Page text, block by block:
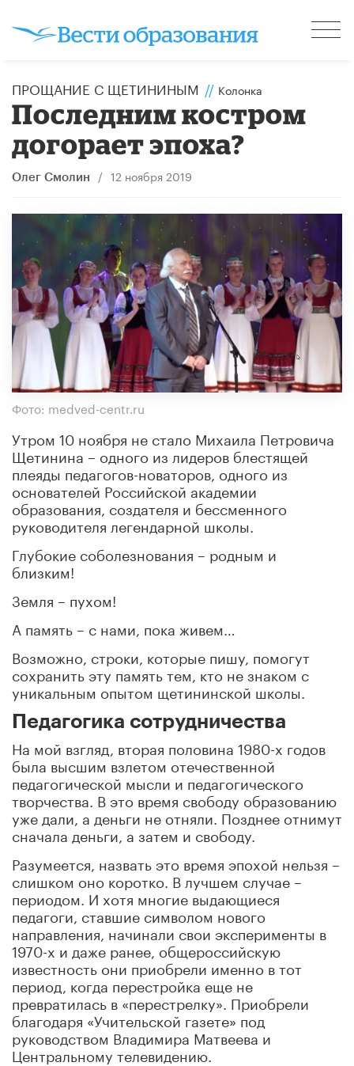
ПРОЩАНИЕ С ЩЕТИНИНЫМ // Колонка
Последним костром
догорает эпоха?
Олег Смолин / 12 ноября 2019
Фото: medved-centr.ru
Утром 10 ноября не стало Михаила Петровича
Щетинина – одного из лидеров блестящей
плеяды педагогов-новаторов, одного из
основателей Российской академии
образования, создателя и бессменного
руководителя легендарной школы.
Глубокие соболезнования – родным и
близким!
Земля – пухом!
А память – с нами, пока живем…
Возможно, строки, которые пишу, помогут
сохранить эту память тем, кто не знаком с
уникальным опытом щетининской школы.
Педагогика сотрудничества
На мой взгляд, вторая половина 1980-х годов
была высшим взлетом отечественной
педагогической мысли и педагогического
творчества. В это время свободу образованию
уже дали, а деньги не отняли. Позднее отнимут
сначала деньги, а затем и свободу.
Разумеется, назвать это время эпохой нельзя –
слишком оно коротко. В лучшем случае –
периодом. И хотя многие выдающиеся
педагоги, ставшие символом нового
направления, начинали свои эксперименты в
1970-х и даже ранее, общероссийскую
известность они приобрели именно в тот
период, когда перестройка еще не
превратилась в «перестрелку». Приобрели
благодаря «Учительской газете» под
руководством Владимира Матвеева и
Центральному телевидению.